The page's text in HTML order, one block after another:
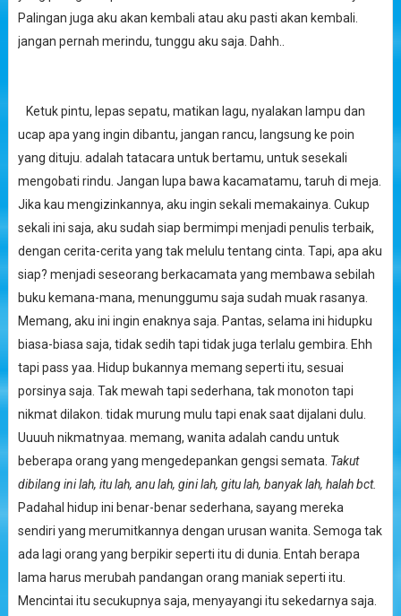
Palingan juga aku akan kembali atau aku pasti akan kembali.
jangan pernah merindu, tunggu aku saja. Dahh..
Ketuk pintu, lepas sepatu, matikan lagu, nyalakan lampu dan
ucap apa yang ingin dibantu, jangan rancu, langsung ke poin
yang dituju. adalah tatacara untuk bertamu, untuk sesekali
mengobati rindu. Jangan lupa bawa kacamatamu, taruh di meja.
Jika kau mengizinkannya, aku ingin sekali memakainya. Cukup
sekali ini saja, aku sudah siap bermimpi menjadi penulis terbaik,
dengan cerita-cerita yang tak melulu tentang cinta. Tapi, apa aku
siap? menjadi seseorang berkacamata yang membawa sebilah
buku kemana-mana, menunggumu saja sudah muak rasanya.
Memang, aku ini ingin enaknya saja. Pantas, selama ini hidupku
biasa-biasa saja, tidak sedih tapi tidak juga terlalu gembira. Ehh
tapi pass yaa. Hidup bukannya memang seperti itu, sesuai
porsinya saja. Tak mewah tapi sederhana, tak monoton tapi
nikmat dilakon. tidak murung mulu tapi enak saat dijalani dulu.
Uuuuh nikmatnyaa. memang, wanita adalah candu untuk
beberapa orang yang mengedepankan gengsi semata. Takut
dibilang ini lah, itu lah, anu lah, gini lah, gitu lah, banyak lah, halah bct.
Padahal hidup ini benar-benar sederhana, sayang mereka
sendiri yang merumitkannya dengan urusan wanita. Semoga tak
ada lagi orang yang berpikir seperti itu di dunia. Entah berapa
lama harus merubah pandangan orang maniak seperti itu.
Mencintai itu secukupnya saja, menyayangi itu sekedarnya saja.